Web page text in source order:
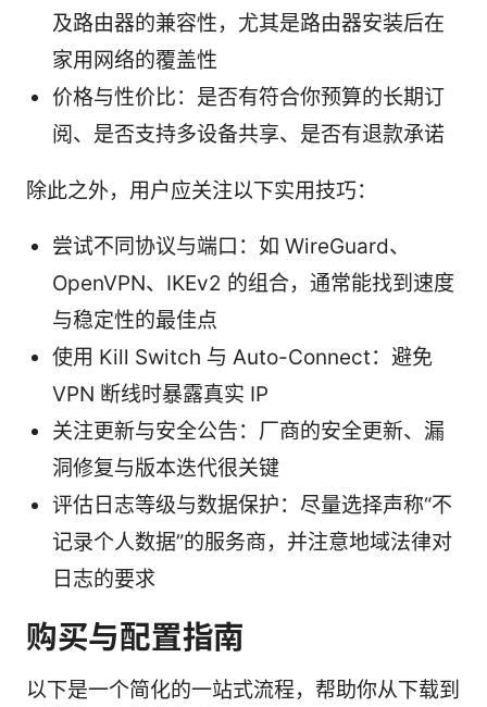
及路由器的兼容性，尤其是路由器安装后在
家用网络的覆盖性
价格与性价比：是否有符合你预算的长期订
阅、是否支持多设备共享、是否有退款承诺
除此之外，用户应关注以下实用技巧：
尝试不同协议与端口：如 WireGuard、
OpenVPN、IKEv2 的组合，通常能找到速度
与稳定性的最佳点
使用 Kill Switch 与 Auto-Connect：避免
VPN 断线时暴露真实 IP
关注更新与安全公告：厂商的安全更新、漏
洞修复与版本迭代很关键
评估日志等级与数据保护：尽量选择声称“不
记录个人数据”的服务商，并注意地域法律对
日志的要求
购买与配置指南
以下是一个简化的一站式流程，帮助你从下载到